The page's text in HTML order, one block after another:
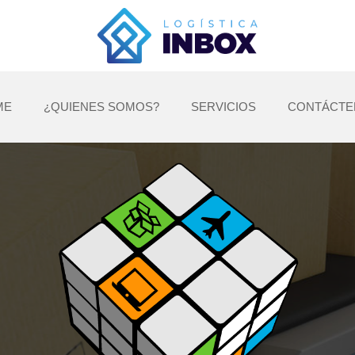
¿QUIENES SOMOS? SERVICIOS